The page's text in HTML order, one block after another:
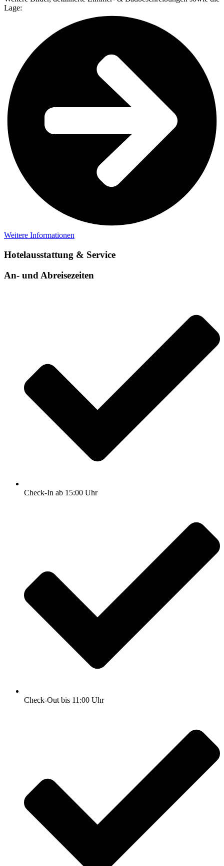
Lage:
Weitere Informationen
Hotelausstattung & Service
An- und Abreisezeiten
Check-In ab 15:00 Uhr
Check-Out bis 11:00 Uhr